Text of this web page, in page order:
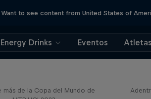
Want to see content from United States of
Energy Drinks Eventos Atletas
más de la Copa del Mundo de